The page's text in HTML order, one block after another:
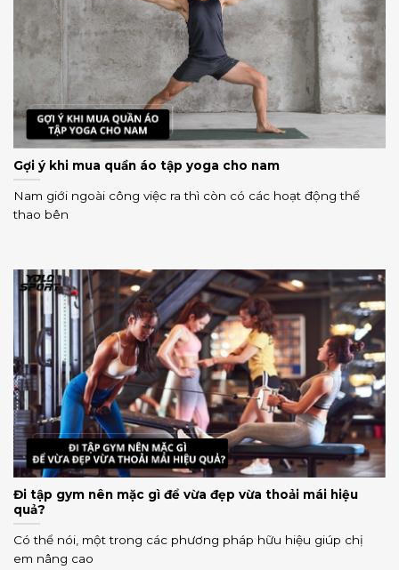
Gợi ý khi mua quần áo tập yoga cho nam
Nam giới ngoài công việc ra thì còn có các hoạt động thể
thao bên
Đi tập gym nên mặc gì để vừa đẹp vừa thoải mái hiệu
quả?
Có thể nói, một trong các phương pháp hữu hiệu giúp chị
em nâng cao